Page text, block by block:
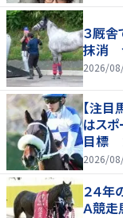
３厩
抹消
2026/
【注目
はス
目標
2026/
２４年
Ａ競